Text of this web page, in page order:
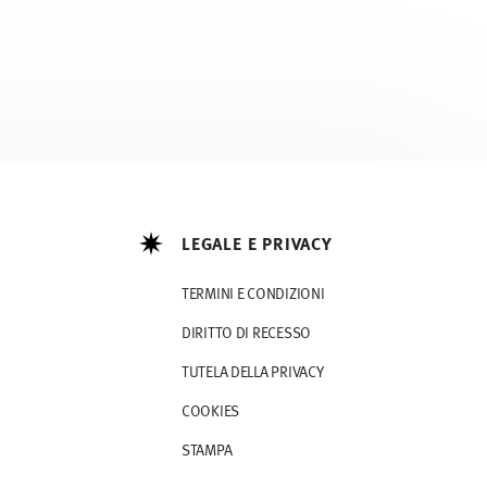
LEGALE E PRIVACY
TERMINI E CONDIZIONI
DIRITTO DI RECESSO
TUTELA DELLA PRIVACY
COOKIES
STAMPA